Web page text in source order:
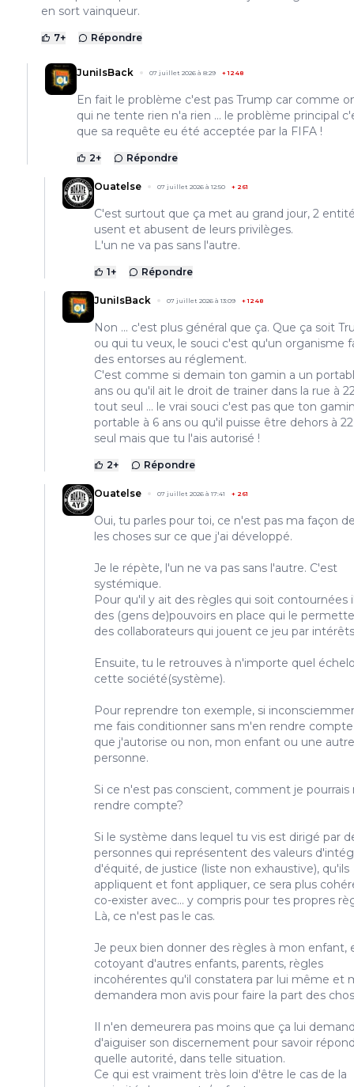
en sort vainqueur.
7+ Répondre
JuniIsBack 07 juillet 2026 à 8:29 +1248
En fait le problème c'est pas Trump car comme
qui ne tente rien n'a rien ... le problème principal
que sa requête eu été acceptée par la FIFA !
2+ Répondre
Ouatelse 07 juillet 2026 à 12:50 + 261
C'est surtout que ça met au grand jour, 2
usent et abusent de leurs privilèges.
L'un ne va pas sans l'autre.
1+ Répondre
JuniIsBack 07 juillet 2026 à 13:09 +1248
Non ... c'est plus général que ça. Que ça soit
ou qui tu veux, le souci c'est qu'un organisme
des entorses au réglement.
C'est comme si demain ton gamin a un
ans ou qu'il ait le droit de trainer dans la rue à
tout seul ... le vrai souci c'est pas que ton
portable à 6 ans ou qu'il puisse être dehors à
seul mais que tu l'ais autorisé !
2+ Répondre
Ouatelse 07 juillet 2026 à 17:41 + 261
Oui, tu parles pour toi, ce n'est pas ma façon
les choses sur ce que j'ai développé.
Je le répète, l'un ne va pas sans l'autre. C'est
systémique.
Pour qu'il y ait des règles qui soit contournées
des (gens de)pouvoirs en place qui le
des collaborateurs qui jouent ce jeu par
Ensuite, tu le retrouves à n'importe quel
cette société(système).
Pour reprendre ton exemple, si
me fais conditionner sans m'en rendre
que j'autorise ou non, mon enfant ou une autre
personne.
Si ce n'est pas conscient, comment je pourrais
rendre compte?
Si le système dans lequel tu vis est dirigé par
personnes qui représentent des valeurs
d'équité, de justice (liste non exhaustive), qu'ils
appliquent et font appliquer, ce sera plus
co-exister avec... y compris pour tes propres
Là, ce n'est pas le cas.
Je peux bien donner des règles à mon enfant,
cotoyant d'autres enfants, parents, règles
incohérentes qu'il constatera par lui même et
demandera mon avis pour faire la part des
Il n'en demeurera pas moins que ça lui
d'aiguiser son discernement pour savoir
quelle autorité, dans telle situation.
Ce qui est vraiment très loin d'être le cas de la